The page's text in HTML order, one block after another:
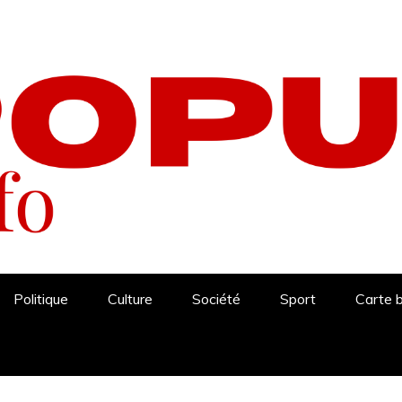
Politique Culture Société Sport Carte